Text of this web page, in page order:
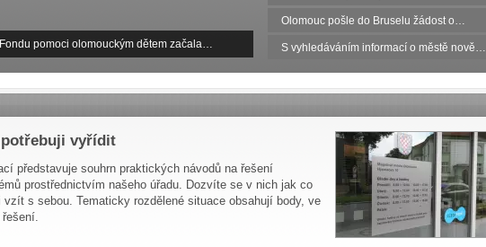
pomoci olomouckým dětem začala…
Olomouc pošle do Bruselu žádost o…
S vyhledáváním informací o městě nově…
vyřídit
představuje souhrn praktických návodů na řešení
prostřednictvím našeho úřadu. Dozvíte se v nich jak co
s sebou. Tematicky rozdělené situace obsahují body, ve
řešení.